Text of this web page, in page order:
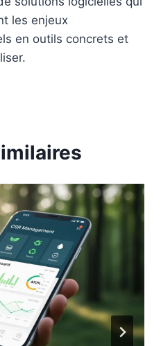
les enjeux
en outils concrets et